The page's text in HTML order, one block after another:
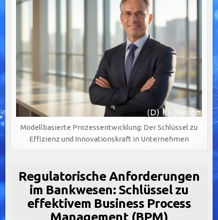
Modellbasierte Prozessentwicklung: Der Schlüssel zu
Effizienz und Innovationskraft in Unternehmen
Regulatorische Anforderungen
im Bankwesen: Schlüssel zu
effektivem Business Process
Management (BPM)